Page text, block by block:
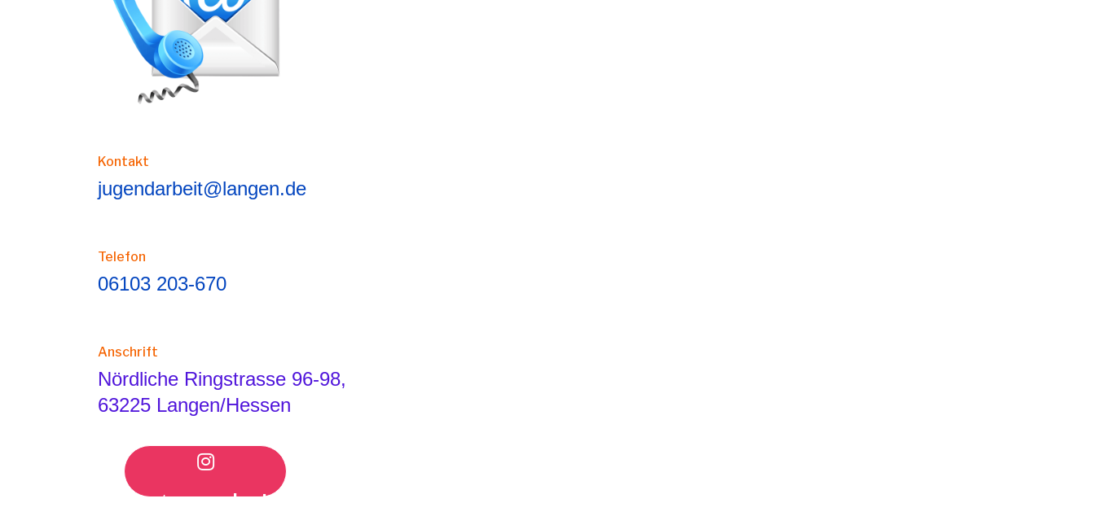
Kontakt
jugendarbeit@langen.de
Telefon
06103 203-670
Anschrift
Nördliche Ringstrasse 96-98,
63225 Langen/Hessen
InstagramInstagram